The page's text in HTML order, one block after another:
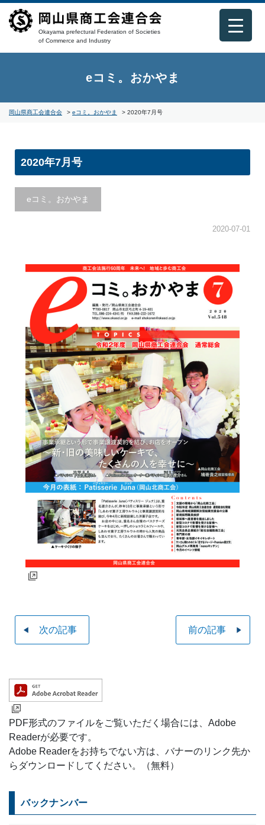
Okayama prefectural Federation of Societies
of Commerce and Industry
eコミ。おかやま
岡山県商工会連合会 > eコミ。おかやま > 2020年7月号
2020年7月号
eコミ。おかやま
2020-07-01
次の記事 前の記事
PDF形式のファイルをご覧いただく場合には、Adobe
Readerが必要です。
Adobe Readerをお持ちでない方は、バナーのリンク先か
らダウンロードしてください。（無料）
バックナンバー